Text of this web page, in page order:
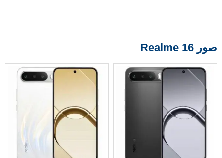
صور Realme 16